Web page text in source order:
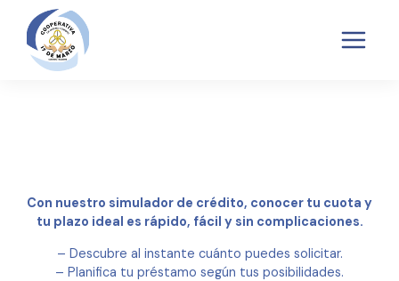
TRANSPARENCIA
POLÍTICAS SARAS
QUEJAS Y RECLAMOS SARAS
Con nuestro simulador de crédito, conocer tu cuota y
tu plazo ideal es rápido, fácil y sin complicaciones.
– Descubre al instante cuánto puedes solicitar.
– Planifica tu préstamo según tus posibilidades.